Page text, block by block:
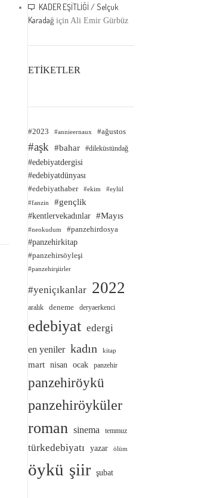
KADER EŞİTLİĞİ / Selçuk
Karadağ için Ali Emir Gürbüz
ETİKETLER
#2023 #annieernaux #ağustos
#aşk #bahar #dileküstündağ
#edebiyatdergisi
#edebiyatdünyası
#edebiyathaber #ekim #eylül
#fanzin
#gençlik
#kentlervekadınlar #Mayıs
#neokudum
#panzehirdosya
#panzehirkitap
#panzehirsöyleşi
#panzehirşiirler
#yeniçıkanlar 2022
aralık deneme deryaerkenci
edebiyat edergi
en yeniler kadın kitap
mart nisan ocak panzehir
panzehiröykü
panzehiröyküler
roman sinema temmuz
türkedebiyatı yazar ölüm
öykü şiir şubat